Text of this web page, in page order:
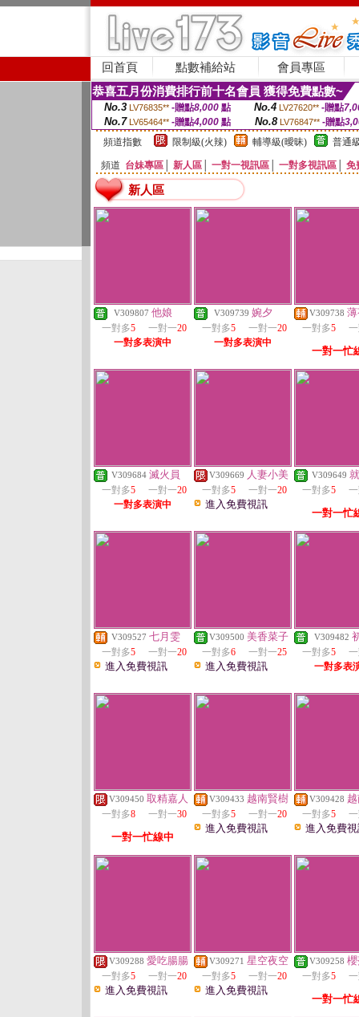
回首頁 點數補給站 會員專區
恭喜五月份消費排行前十名會員 獲得免費點數~
No.3 LV76835** -贈點8,000點 No.4 LV27620** -贈點
No.7 LV65464** -贈點4,000 點 No.8 LV76847** -贈點
頻道指數
限制級(火辣) 輔導級(曖昧) 普通
頻道 台妹專區 新人區 一對一視訊區 一對多視訊區 免
新人區
V309807 他娘
一對多5 一對一20
一對多表演中
V309739 婉夕
一對多5 一對一20
一對多表演中
V309738
一對多5
一對一忙
V309684 滅火員
一對多5 一對一20
一對多表演中
V309669 人妻小美
一對多5 一對一20
進入免費視訊
V309649
一對多5
一對一忙
V309527 七月雯
一對多5 一對一20
進入免費視訊
V309500 美香菜子
一對多6 一對一25
進入免費視訊
V309482
一對多5
一對多表
V309450 取精嘉人
一對多8 一對一30
一對一忙線中
V309433 越南賢樹
一對多5 一對一20
進入免費視訊
V309428
一對多5
進入免費
V309288 愛吃腸腸
一對多5 一對一20
進入免費視訊
V309271 星空夜空
一對多5 一對一20
進入免費視訊
V309258
一對多5
一對一忙